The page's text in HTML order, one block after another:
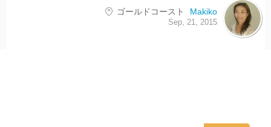
ゴールドコースト Makiko
Sep, 21, 2015